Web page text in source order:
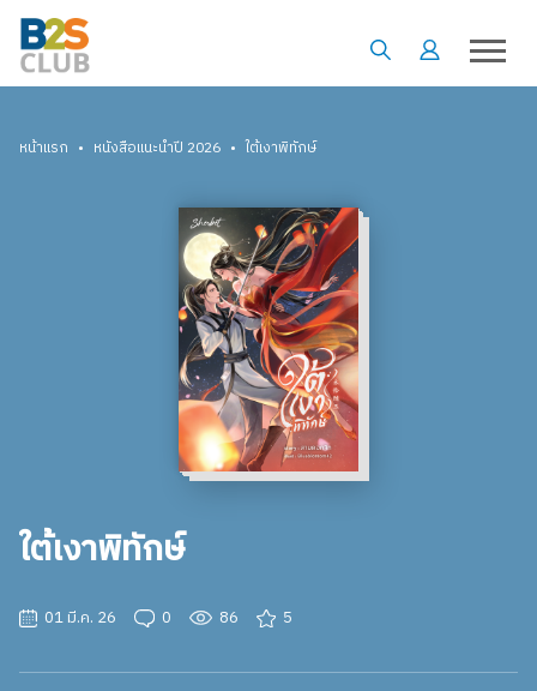
หน้าแรก • หนังสือแนะนำปี 2026 • ใต้เงาพิทักษ์
ใต้เงาพิทักษ์
01 มี.ค. 26 0 86 5